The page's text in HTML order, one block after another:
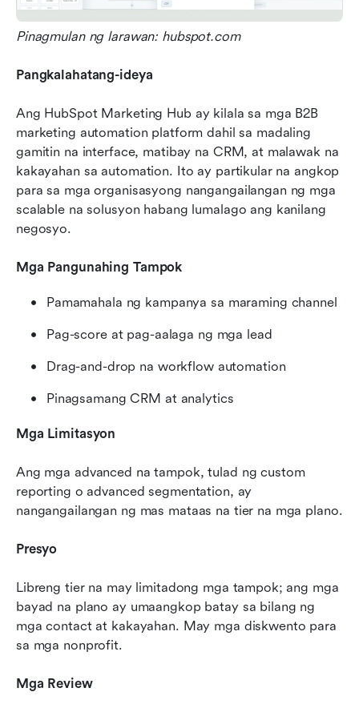
Pinagmulan ng larawan: hubspot.com
Pangkalahatang-ideya
Ang HubSpot Marketing Hub ay kilala sa mga B2B
marketing automation platform dahil sa madaling
gamitin na interface, matibay na CRM, at malawak na
kakayahan sa automation. Ito ay partikular na angkop
para sa mga organisasyong nangangailangan ng mga
scalable na solusyon habang lumalago ang kanilang
negosyo.
Mga Pangunahing Tampok
Pamamahala ng kampanya sa maraming channel
Pag-score at pag-aalaga ng mga lead
Drag-and-drop na workflow automation
Pinagsamang CRM at analytics
Mga Limitasyon
Ang mga advanced na tampok, tulad ng custom
reporting o advanced segmentation, ay
nangangailangan ng mas mataas na tier na mga plano.
Presyo
Libreng tier na may limitadong mga tampok; ang mga
bayad na plano ay umaangkop batay sa bilang ng
mga contact at kakayahan. May mga diskwento para
sa mga nonprofit.
Mga Review